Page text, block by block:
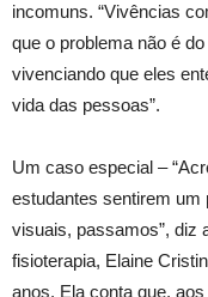
incomuns. “Vivências
que o problema não é
vivenciando que eles
vida das pessoas”.
Um caso especial –
estudantes sentirem um
visuais, passamos”, diz
fisioterapia, Elaine
anos. Ela conta que,